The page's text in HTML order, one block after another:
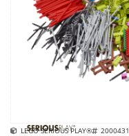
LEGO SERIOUS PLAY® 2000431